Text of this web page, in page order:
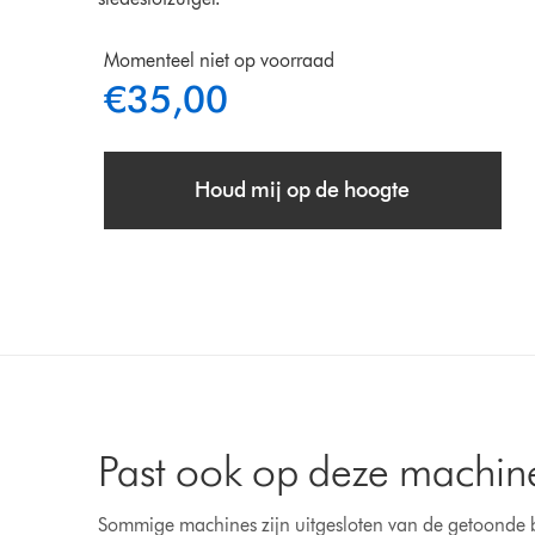
Momenteel niet op voorraad
€35,00
Houd mij op de hoogte
Past ook op deze
Sommige machines zijn uitgesloten van de getoonde